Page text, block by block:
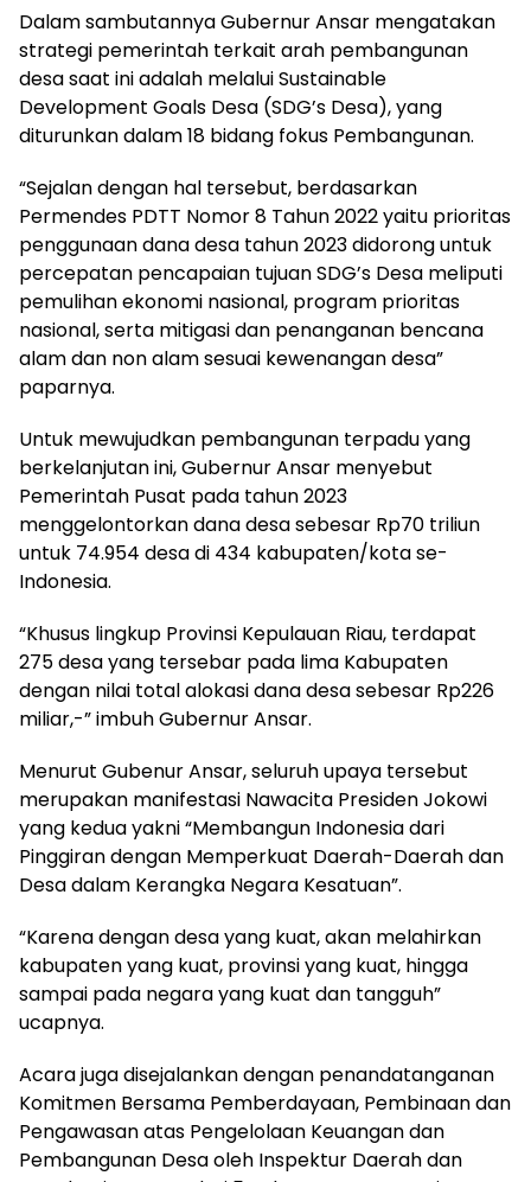
Dalam sambutannya Gubernur Ansar mengatakan
strategi pemerintah terkait arah pembangunan
desa saat ini adalah melalui Sustainable
Development Goals Desa (SDG’s Desa), yang
diturunkan dalam 18 bidang fokus Pembangunan.
“Sejalan dengan hal tersebut, berdasarkan
Permendes PDTT Nomor 8 Tahun 2022 yaitu prioritas
penggunaan dana desa tahun 2023 didorong untuk
percepatan pencapaian tujuan SDG’s Desa meliputi
pemulihan ekonomi nasional, program prioritas
nasional, serta mitigasi dan penanganan bencana
alam dan non alam sesuai kewenangan desa”
paparnya.
Untuk mewujudkan pembangunan terpadu yang
berkelanjutan ini, Gubernur Ansar menyebut
Pemerintah Pusat pada tahun 2023
menggelontorkan dana desa sebesar Rp70 triliun
untuk 74.954 desa di 434 kabupaten/kota se-
Indonesia.
“Khusus lingkup Provinsi Kepulauan Riau, terdapat
275 desa yang tersebar pada lima Kabupaten
dengan nilai total alokasi dana desa sebesar Rp226
miliar,-” imbuh Gubernur Ansar.
Menurut Gubenur Ansar, seluruh upaya tersebut
merupakan manifestasi Nawacita Presiden Jokowi
yang kedua yakni “Membangun Indonesia dari
Pinggiran dengan Memperkuat Daerah-Daerah dan
Desa dalam Kerangka Negara Kesatuan”.
“Karena dengan desa yang kuat, akan melahirkan
kabupaten yang kuat, provinsi yang kuat, hingga
sampai pada negara yang kuat dan tangguh”
ucapnya.
Acara juga disejalankan dengan penandatanganan
Komitmen Bersama Pemberdayaan, Pembinaan dan
Pengawasan atas Pengelolaan Keuangan dan
Pembangunan Desa oleh Inspektur Daerah dan